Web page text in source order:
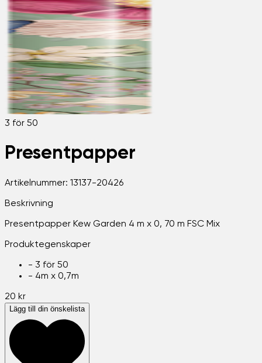
3 för 50
Presentpapper
Artikelnummer: 13137-20426
Beskrivning
Presentpapper Kew Garden 4 m x 0, 70 m FSC Mix
Produktegenskaper
- 3 för 50
- 4m x 0,7m
20 kr
Lägg till din önskelista